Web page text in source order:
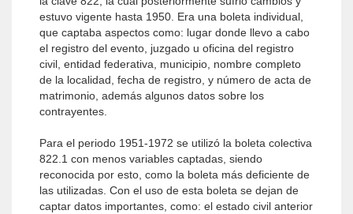
estuvo vigente hasta 1950. Era una boleta individual,
que captaba aspectos como: lugar donde llevo a cabo
el registro del evento, juzgado u oficina del registro
civil, entidad federativa, municipio, nombre completo
de la localidad, fecha de registro, y número de acta de
matrimonio, además algunos datos sobre los
contrayentes.
Para el periodo 1951-1972 se utilizó la boleta colectiva
822.1 con menos variables captadas, siendo
reconocida por esto, como la boleta más deficiente de
las utilizadas. Con el uso de esta boleta se dejan de
captar datos importantes, como: el estado civil anterior